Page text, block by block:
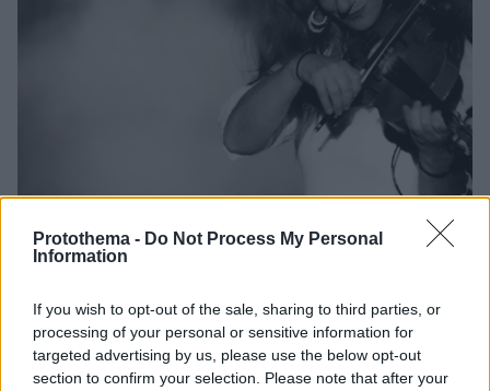
Protothema - Do Not Process My Personal
Information
If you wish to opt-out of the sale, sharing to third parties, or
processing of your personal or sensitive information for
targeted advertising by us, please use the below opt-out
section to confirm your selection. Please note that after your
Μαζί της η Κρατική Ορχήστρα Αθηνών
11.12.2021, 07:52